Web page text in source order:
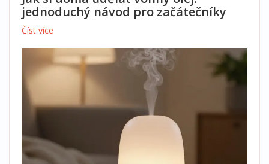
jednoduchý návod pro začátečníky
Číst více